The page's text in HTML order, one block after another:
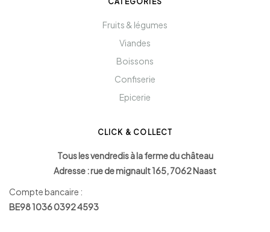
Fruits & légumes
Viandes
Boissons
Confiserie
Epicerie
CLICK & COLLECT
Tous les vendredis à la ferme du château
Adresse : rue de mignault 165, 7062 Naast
Compte bancaire :
BE98 1036 0392 4593